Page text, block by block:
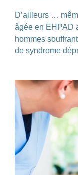
D’ailleurs …
âgée en EHPAD
hommes
de syndrome